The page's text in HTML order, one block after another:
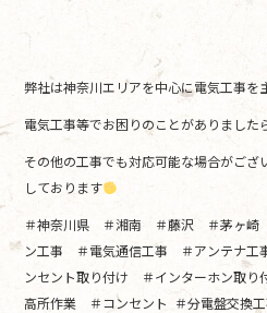
弊社は神奈川エリアを中心に電気工事を
電気工事等でお困りのことがありまし
その他の工事でも対応可能な場合がござ
しております
＃神奈川県 ＃湘南 ＃藤沢 ＃茅ヶ
ン工事 ＃電気通信工事 ＃アンテナ
ンセント取り付け ＃インターホン取
高所作業 ＃コンセント ＃分電盤交換